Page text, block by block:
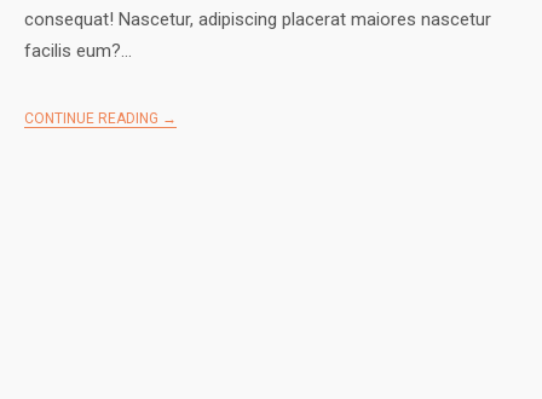
consequat! Nascetur, adipiscing placerat maiores nascetur
facilis eum?…
CONTINUE READING →